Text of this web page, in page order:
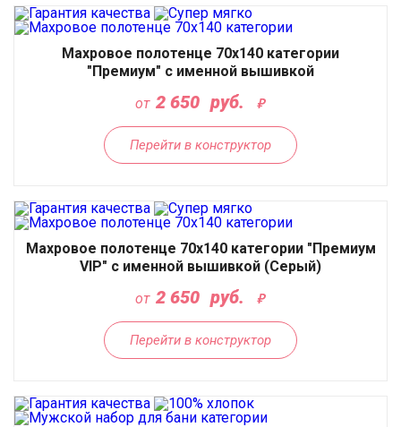
Махровое полотенце 70х140 категории
"Премиум" с именной вышивкой
от 2 650 руб.
Перейти в конструктор
Махровое полотенце 70х140 категории "Премиум
VIP" с именной вышивкой (Серый)
от 2 650 руб.
Перейти в конструктор